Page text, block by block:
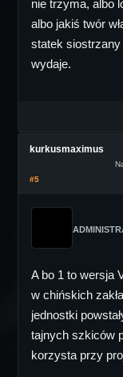
nie trzyma, albo
albo jakiś twór
statek
wydaje.
kurkusmaximus
#5
A bo 1 to wersja
w chińskich
jednostki
tajnych szkiców
korzysta przy